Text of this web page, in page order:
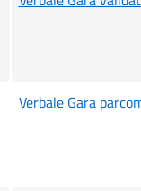
Verbale Gara